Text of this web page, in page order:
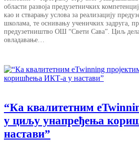
области развоја предузетничких
као и стварању услова за реализацију
школама, те оснивању ученичких задруга,
предузетништво ОШ “Свети Сава”. Циљ
овладавање…
“Ка квалитетним
у циљу унапређења
настави”